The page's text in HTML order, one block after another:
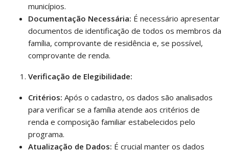
municípios.
Documentação Necessária: É necessário apresentar
documentos de identificação de todos os membros da
família, comprovante de residência e, se possível,
comprovante de renda.
Verificação de Elegibilidade:
Critérios: Após o cadastro, os dados são analisados
para verificar se a família atende aos critérios de
renda e composição familiar estabelecidos pelo
programa.
Atualização de Dados: É crucial manter os dados